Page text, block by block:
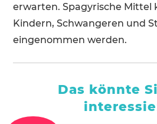
erwarten. Spagyrische Mittel
Kindern, Schwangeren und
eingenommen werden.
Das könnte